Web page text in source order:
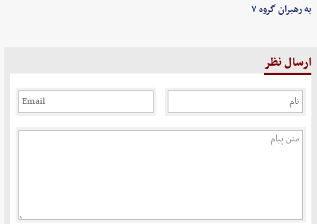
به رهبران گروه ۷
ارسال نظر